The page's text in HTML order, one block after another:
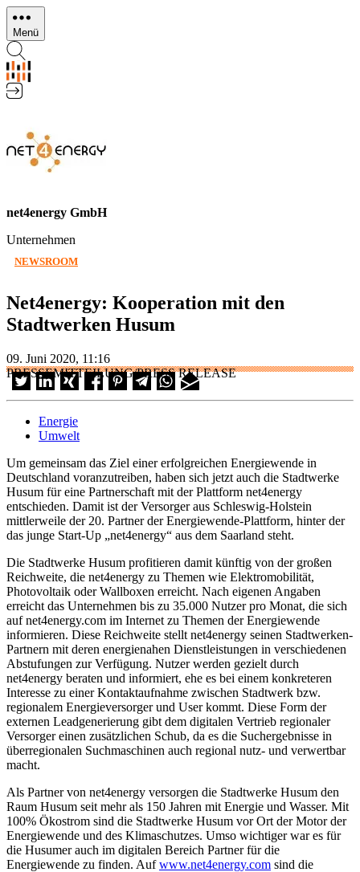
Direkt
zum
Inhalt
Menü
net4energy GmbH
Unternehmen
NEWSROOM
Net4energy: Kooperation mit den
Stadtwerken Husum
09. Juni 2020, 11:16
PRESSEMITTEILUNG/PRESS RELEASE
Energie
Umwelt
Um gemeinsam das Ziel einer erfolgreichen Energiewende in
Deutschland voranzutreiben, haben sich jetzt auch die Stadtwerke
Husum für eine Partnerschaft mit der Plattform net4energy
entschieden. Damit ist der Versorger aus Schleswig-Holstein
mittlerweile der 20. Partner der Energiewende-Plattform, hinter der
das junge Start-Up „net4energy“ aus dem Saarland steht.
Die Stadtwerke Husum profitieren damit künftig von der großen
Reichweite, die net4energy zu Themen wie Elektromobilität,
Photovoltaik oder Wallboxen erreicht. Nach eigenen Angaben
erreicht das Unternehmen bis zu 35.000 Nutzer pro Monat, die sich
auf net4energy.com im Internet zu Themen der Energiewende
informieren. Diese Reichweite stellt net4energy seinen Stadtwerken-
Partnern mit deren energienahen Dienstleistungen in verschiedenen
Abstufungen zur Verfügung. Nutzer werden gezielt durch
net4energy beraten und informiert, ehe es bei einem konkreteren
Interesse zu einer Kontaktaufnahme zwischen Stadtwerk bzw.
regionalem Energieversorger und User kommt. Diese Form der
externen Leadgenerierung gibt dem digitalen Vertrieb regionaler
Versorger einen zusätzlichen Schub, da es die Suchergebnisse in
überregionalen Suchmaschinen auch regional nutz- und verwertbar
macht.
Als Partner von net4energy versorgen die Stadtwerke Husum den
Raum Husum seit mehr als 150 Jahren mit Energie und Wasser. Mit
100% Ökostrom sind die Stadtwerke Husum vor Ort der Motor der
Energiewende und des Klimaschutzes. Umso wichtiger war es für
die Husumer auch im digitalen Bereich Partner für die
Energiewende zu finden. Aufwww.net4energy.com sind die